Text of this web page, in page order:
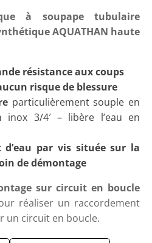
à soupape tubulaire
AQUATHAN haute
résistance aux coups
risque de blessure
particulièrement souple en
inox 3/4′ – libère l’eau en
d’eau par vis située sur la
de démontage
sur circuit en boucle
réaliser un raccordement
un circuit en boucle.